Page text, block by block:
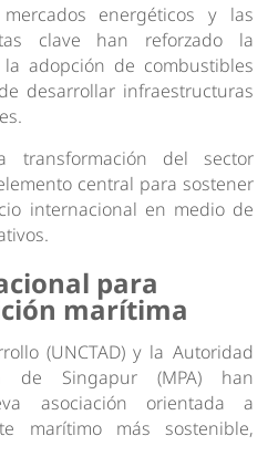
energéticos y las
clave han reforzado la
adopción de combustibles
desarrollar infraestructuras
transformación del sector
central para sostener
internacional en medio de
para
marítima
(UNCTAD) y la Autoridad
de Singapur (MPA) han
asociación orientada a
marítimo más sostenible,